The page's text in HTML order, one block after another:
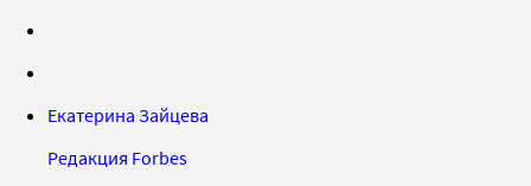
Екатерина Зайцева
Редакция Forbes